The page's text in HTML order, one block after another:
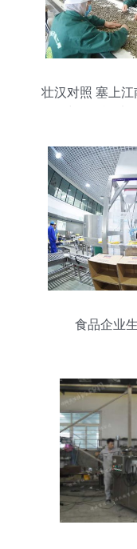
壮汉对照 塞上
食品企业